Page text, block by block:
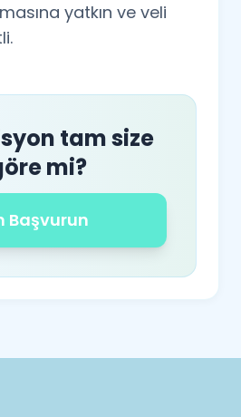
yatkın ve veli
tam size
mi?
Başvurun